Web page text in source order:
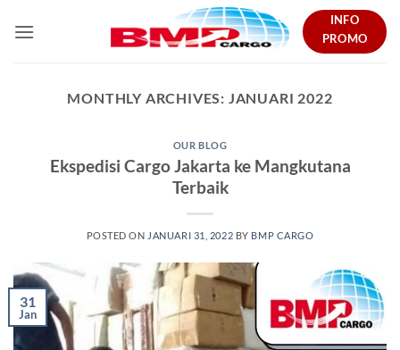
INFO
PROMO
MONTHLY ARCHIVES: JANUARI 2022
OUR BLOG
Ekspedisi Cargo Jakarta ke Mangkutana
Terbaik
POSTED ON JANUARI 31, 2022 BY BMP CARGO
31
Jan